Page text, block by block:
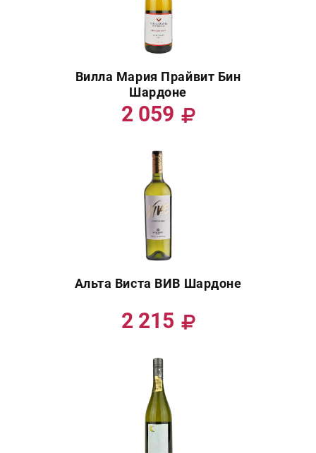
Вилла Мария Прайвит Бин
Шардоне
2 059
Альта Виста ВИВ Шардоне
2 215